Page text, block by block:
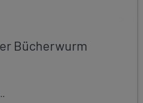
Bücherwurm